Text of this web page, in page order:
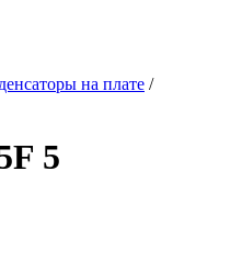
на плате /
5